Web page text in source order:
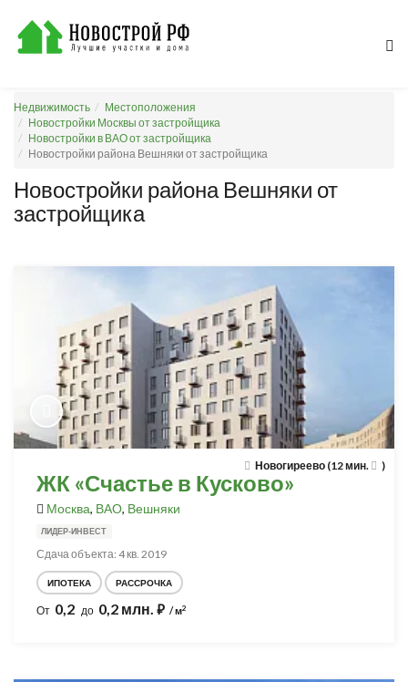
Недвижимость
Местоположения
Новостройки Москвы от застройщика
Новостройки в ВАО от застройщика
Новостройки района Вешняки от застройщика
Новостройки района Вешняки от
застройщика
Новогиреево (12 мин. )
ЖК «Счастье в Кусково»
Москва, ВАО, Вешняки
ЛИДЕР-ИНВЕСТ
Сдача объекта: 4 кв. 2019
ИПОТЕКА РАССРОЧКА
От 0,2 до 0,2 млн. ⃏ / м2